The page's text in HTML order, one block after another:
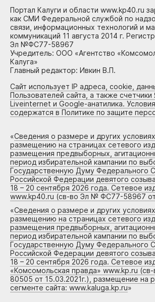
Портал Калуги и области www.kp40.ru
как СМИ Федеральной службой по
связи, информационных технологий и
коммуникаций 11 августа 2014 г.
Эл №ФС77-58967
Учредитель: ООО «Агентство
Калуга»
Главный редактор: Ивкин В.П.
Сайт использует IP адреса, cookie,
Пользователей сайта, а также счетчики
Liveinternet и Google-анатилика.
содержатся в Политике по защите
«Сведения о размере и других
размещению на страницах сетевого
размещения предвыборных,
период избирательной кампании по
Государственную Думу Федерального
Российской Федерации девятого
18 – 20 сентября 2026 года. Сетевое
www.kp40.ru (св-во Эл № ФС77-58967 от
«Сведения о размере и других
размещению на страницах сетевого
размещения предвыборных,
период избирательной кампании по
Государственную Думу Федерального
Российской Федерации девятого
18 – 20 сентября 2026 года. Сетевое
«Комсомольская правда» www.kp.ru
80505 от 15.03.2021г.), размещение на
сегменте сайта: www.kaluga.kp.ru»